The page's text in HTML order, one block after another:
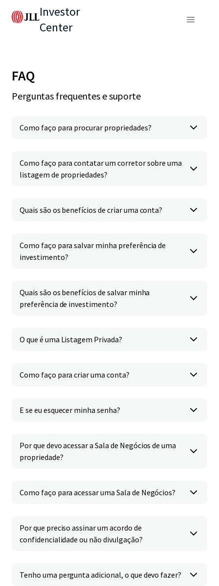
Investor
Center
FAQ
Perguntas frequentes e suporte
Como faço para procurar propriedades?
Como faço para contatar um corretor sobre uma
listagem de propriedades?
Quais são os benefícios de criar uma conta?
Como faço para salvar minha preferência de
investimento?
Quais são os benefícios de salvar minha
preferência de investimento?
O que é uma Listagem Privada?
Como faço para criar uma conta?
E se eu esquecer minha senha?
Por que devo acessar a Sala de Negócios de uma
propriedade?
Como faço para acessar uma Sala de Negócios?
Por que preciso assinar um acordo de
confidencialidade ou não divulgação?
Tenho uma pergunta adicional, o que devo fazer?